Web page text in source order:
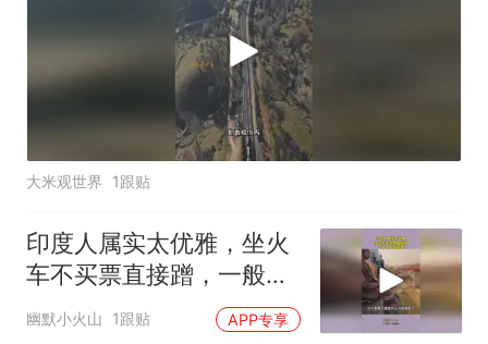
大米观世界 1跟贴
印度人属实太优雅，坐火
车不买票直接蹭，一般人
不敢挑战！
幽默小火山 1跟贴 APP专享